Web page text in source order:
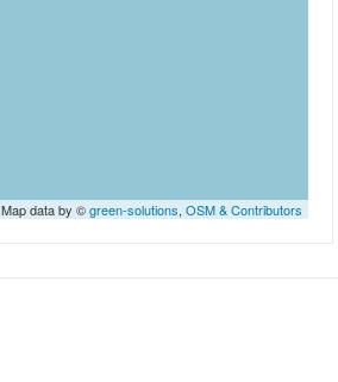
data by ©green-solutions, OSM & Contributors